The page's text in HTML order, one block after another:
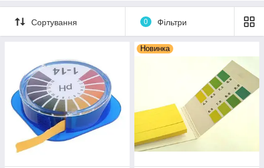
Сортування 0 Фільтри
Новинка